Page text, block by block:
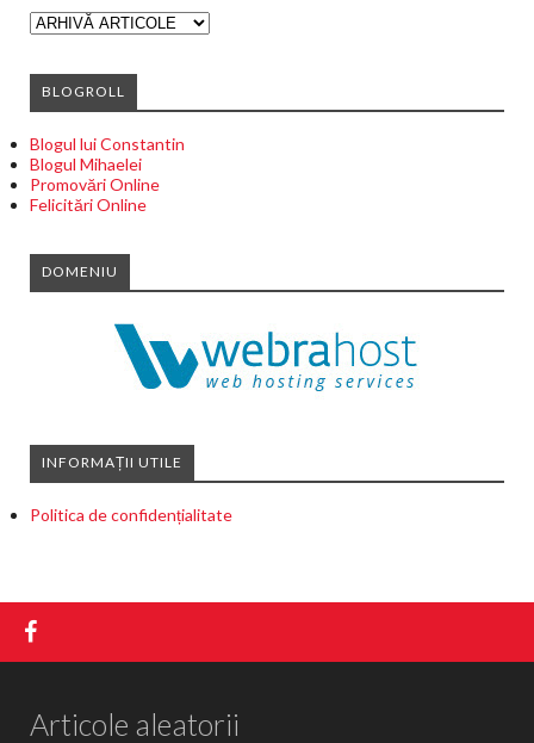
BLOGROLL
Blogul lui Constantin
Blogul Mihaelei
Promovări Online
Felicitări Online
DOMENIU
INFORMAȚII UTILE
Politica de confidențialitate
Articole aleatorii